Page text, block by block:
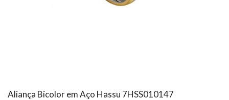
Aliança Bicolor em Aço Hassu 7HSS010147